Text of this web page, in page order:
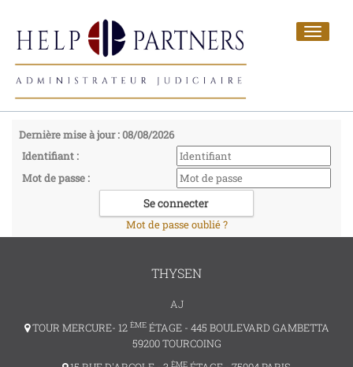
Toggle
Dernière mise à jour : 08/08/2026
Identifiant :
Mot de passe :
Mot de passe oublié ?
THYSEN
AJ
TOUR MERCURE- 12 ÈMEÉTAGE - 445 BOULEVARD GAMBETTA
59200 TOURCOING
ÈME